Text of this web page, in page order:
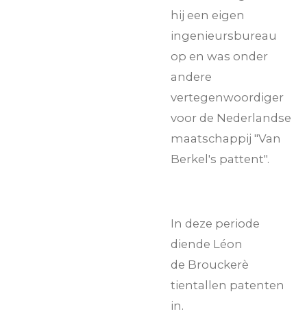
hij een eigen
ingenieursbureau
op en was onder
andere
vertegenwoordiger
voor de Nederlandse
maatschappij "Van
Berkel's pattent".
In deze periode
diende Léon
de Brouckerè
tientallen patenten
in.